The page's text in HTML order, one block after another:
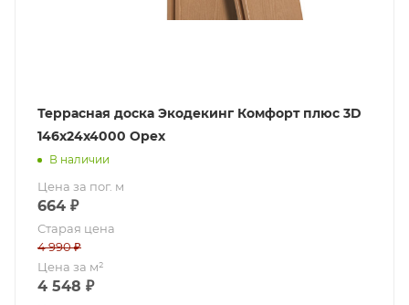
Террасная доска Экодекинг Комфорт плюс 3D
146х24x4000 Орех
В наличии
Цена за пог. м
664 ₽
Старая цена
4 990₽
Цена за м²
4 548 ₽